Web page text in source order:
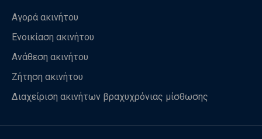
Αγορά ακινήτου
Ενοικίαση ακινήτου
Ανάθεση ακινήτου
Ζήτηση ακινήτου
Διαχείριση ακινήτων βραχυχρόνιας μίσθωσης